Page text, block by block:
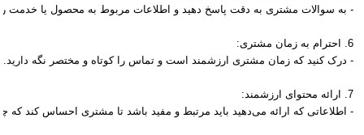
- به سوالات مشتری به دقت پاسخ دهید و اطلاعات مربوط به محصول یا خدمت را
6. احترام به زمان مشتری:
- درک کنید که زمان مشتری ارزشمند است و تماس را کوتاه و مختصر نگه دارید.
7. ارائه محتوای ارزشمند:
- اطلاعاتی که ارائه می‌دهید باید مرتبط و مفید باشد تا مشتری احساس کند